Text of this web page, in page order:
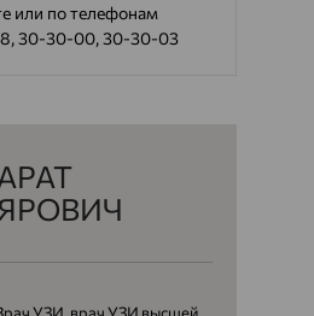
или по телефонам
30-30-00, 30-30-03
УЗИ, врач УЗИ высшей